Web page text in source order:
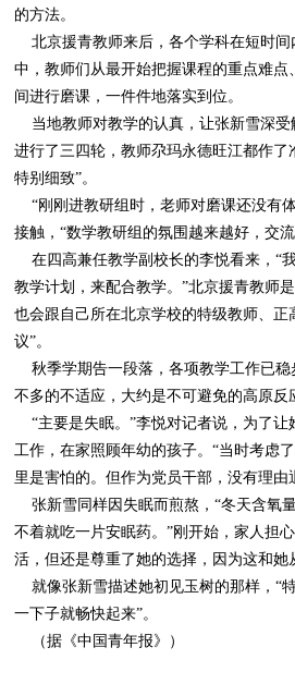
的方法。
北京援青教师来后，各个学科在短时间
中，教师们从最开始把握课程的重点难
间进行磨课，一件件地落实到位。
当地教师对教学的认真，让张新雪深受
进行了三四轮，教师尕玛永德旺江都作了
特别细致”。
“刚刚进教研组时，老师对磨课还没有
接触，“数学教研组的氛围越来越好，交流
在四高兼任教学副校长的李悦看来，“
教学计划，来配合教学。”北京援青教师
也会跟自己所在北京学校的特级教师、
议”。
秋季学期告一段落，各项教学工作已稳
不多的不适应，大约是不可避免的高原反
“主要是失眠。”李悦对记者说，为了让
工作，在家照顾年幼的孩子。“当时考虑
里是害怕的。但作为党员干部，没有理由
张新雪同样因失眠而煎熬，“冬天含氧
不着就吃一片安眠药。”刚开始，家人担
活，但还是尊重了她的选择，因为这和她
就像张新雪描述她初见玉树的那样，“
一下子就畅快起来”。
（据《中国青年报》）